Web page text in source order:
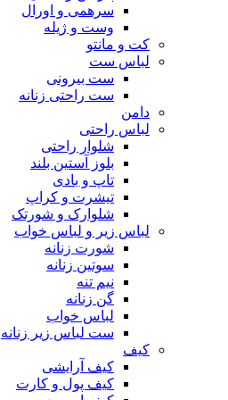
سرهمی و اورال
وست و ژیله
کت و مانتو
لباس ست
ست بیرونی
ست راحتی زنانه
دامن
لباس راحتی
شلوار راحتی
بلوز آستین بلند
تاپ و بادی
تیشرت و کراپ
شلوارک و شورتک
لباس زیر و لباس خواب
شورت زنانه
سوتین زنانه
نیم تنه
گن زنانه
لباس خواب
ست لباس زیر زنانه
کیف
کیف آرایشی
کیف پول و کارت